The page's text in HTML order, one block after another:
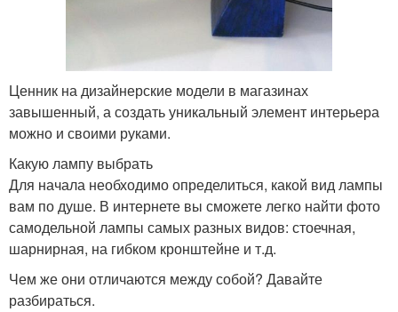
Ценник на дизайнерские модели в магазинах
завышенный, а создать уникальный элемент интерьера
можно и своими руками.
Какую лампу выбрать
Для начала необходимо определиться, какой вид лампы
вам по душе. В интернете вы сможете легко найти фото
самодельной лампы самых разных видов: стоечная,
шарнирная, на гибком кронштейне и т.д.
Чем же они отличаются между собой? Давайте
разбираться.